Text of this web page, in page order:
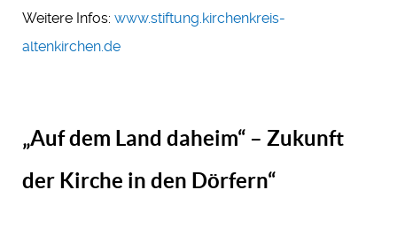
Weitere Infos: www.stiftung.kirchenkreis-
altenkirchen.de
„Auf dem Land daheim“ – Zukunft
der Kirche in den Dörfern“